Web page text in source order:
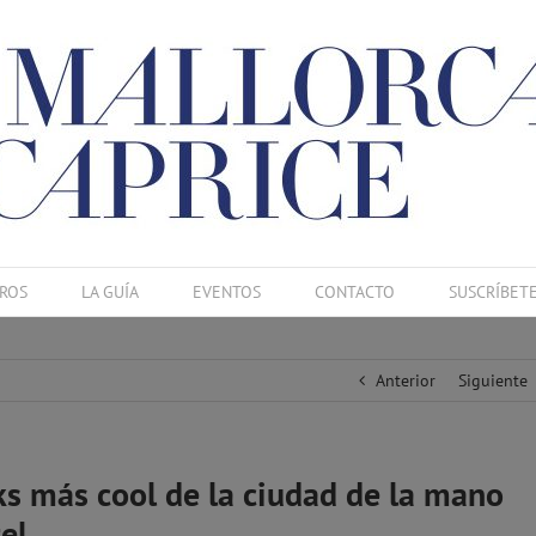
LA GUÍA EVENTOS CONTACTO
Anterior Siguiente
más cool de la ciudad de la mano